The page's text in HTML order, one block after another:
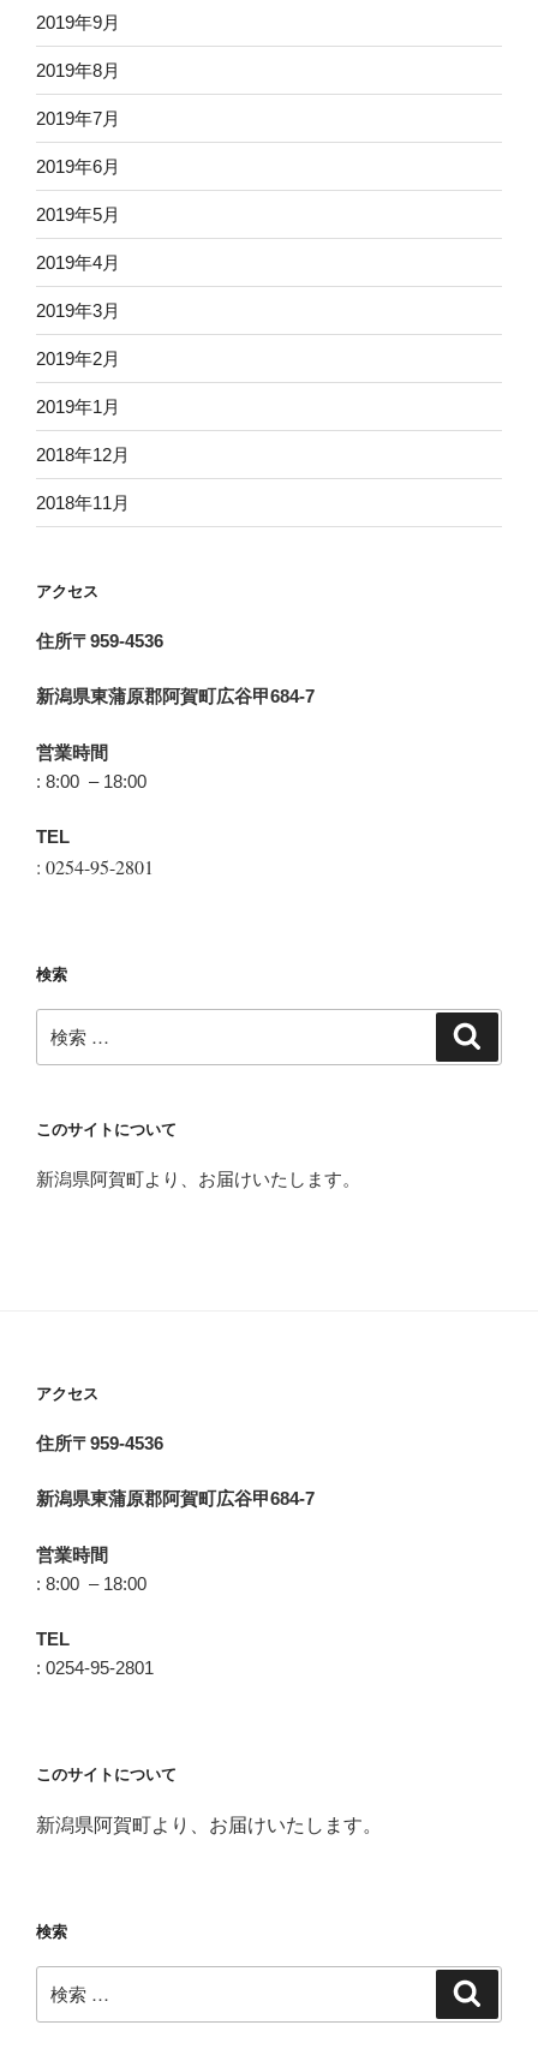
2019年9月
2019年8月
2019年7月
2019年6月
2019年5月
2019年4月
2019年3月
2019年2月
2019年1月
2018年12月
2018年11月
アクセス
住所〒959-4536
新潟県東蒲原郡阿賀町広谷甲684-7
営業時間
: 8:00 – 18:00
TEL
: 0254-95-2801
検索
索:
このサイトについて
新潟県阿賀町より、お届けいたします。
アクセス
住所〒959-4536
新潟県東蒲原郡阿賀町広谷甲684-7
営業時間
: 8:00 – 18:00
TEL
: 0254-95-2801
このサイトについて
新潟県阿賀町より、お届けいたします。
検索
索: